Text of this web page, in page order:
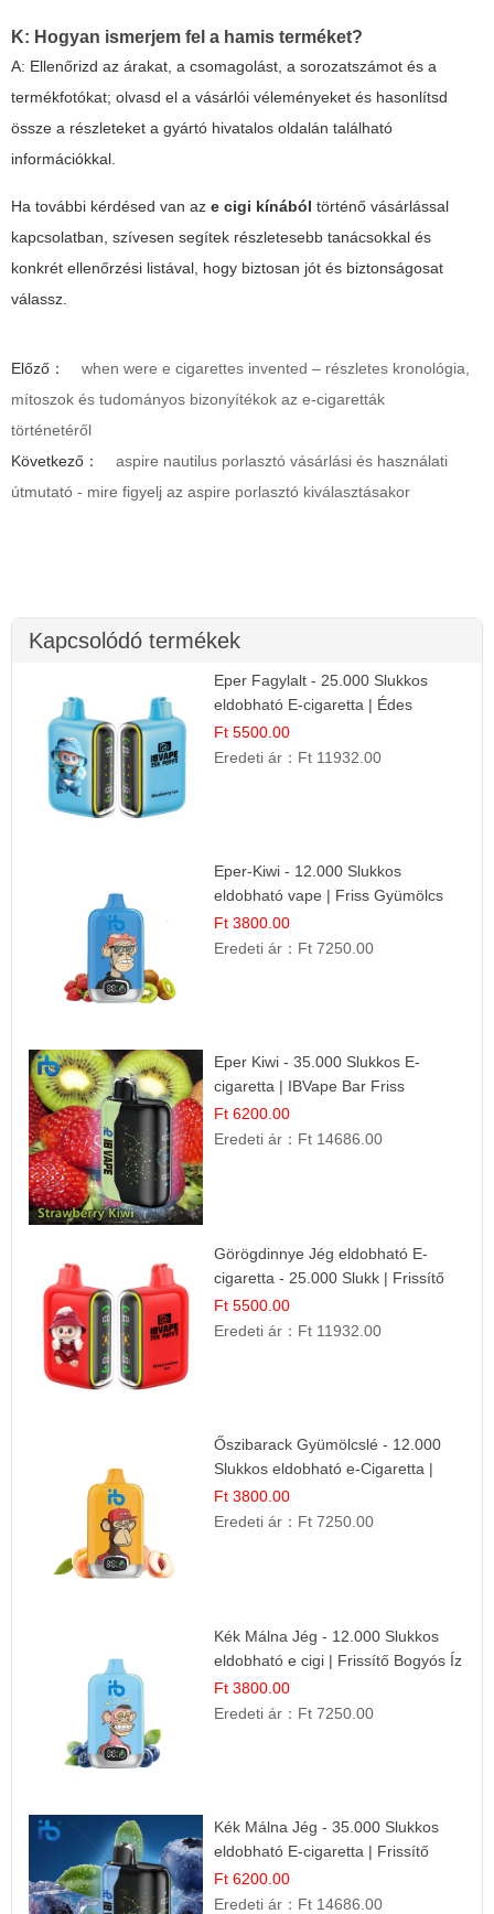
K: Hogyan ismerjem fel a hamis terméket?
A: Ellenőrizd az árakat, a csomagolást, a sorozatszámot és a
termékfotókat; olvasd el a vásárlói véleményeket és hasonlítsd
össze a részleteket a gyártó hivatalos oldalán található
információkkal.
Ha további kérdésed van az e cigi kínából történő vásárlással
kapcsolatban, szívesen segítek részletesebb tanácsokkal és
konkrét ellenőrzési listával, hogy biztosan jót és biztonságosat
válassz.
Előző：
when were e cigarettes invented – részletes kronológia,
mítoszok és tudományos bizonyítékok az e-cigaretták
történetéről
Következő：
aspire nautilus porlasztó vásárlási és használati
útmutató - mire figyelj az aspire porlasztó kiválasztásakor
Kapcsolódó termékek
Eper Fagylalt - 25.000 Slukkos
eldobható E-cigaretta | Édes
Desszert Íz
Ft 5500.00
Eredeti ár： Ft 11932.00
Eper-Kiwi - 12.000 Slukkos
eldobható vape | Friss Gyümölcs
Kombináció
Ft 3800.00
Eredeti ár： Ft 7250.00
Eper Kiwi - 35.000 Slukkos E-
cigaretta | IBVape Bar Friss
Gyümölcs Ízek
Ft 6200.00
Eredeti ár： Ft 14686.00
Görögdinnye Jég eldobható E-
cigaretta - 25.000 Slukk | Frissítő
Nyári Íz
Ft 5500.00
Eredeti ár： Ft 11932.00
Őszibarack Gyümölcslé - 12.000
Slukkos eldobható e-Cigaretta |
Friss Gyümölcs Íz
Ft 3800.00
Eredeti ár： Ft 7250.00
Kék Málna Jég - 12.000 Slukkos
eldobható e cigi | Frissítő Bogyós Íz
Ft 3800.00
Eredeti ár： Ft 7250.00
Kék Málna Jég - 35.000 Slukkos
eldobható E-cigaretta | Frissítő
Ízélmény
Ft 6200.00
Eredeti ár： Ft 14686.00